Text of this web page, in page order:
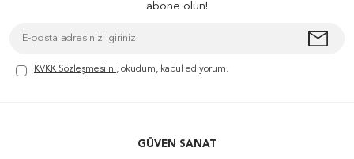
abone olun!
KVKK Sözleşmesi'ni, okudum, kabul ediyorum.
GÜVEN SANAT